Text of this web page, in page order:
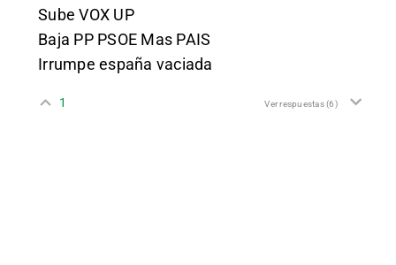
Sube VOX UP
Baja PP PSOE Mas PAIS
Irrumpe españa vaciada
1 Ver respuestas(6)